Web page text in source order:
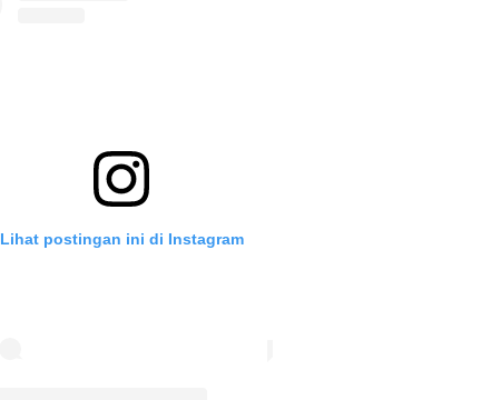
Lihat postingan ini di Instagram